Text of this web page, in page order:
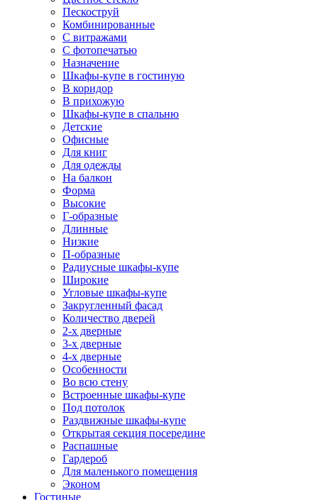
Пескоструй
Комбинированные
С витражами
С фотопечатью
Назначение
Шкафы-купе в гостиную
В коридор
В прихожую
Шкафы-купе в спальню
Детские
Офисные
Для книг
Для одежды
На балкон
Форма
Высокие
Г-образные
Длинные
Низкие
П-образные
Радиусные шкафы-купе
Широкие
Угловые шкафы-купе
Закругленный фасад
Количество дверей
2-х дверные
3-х дверные
4-х дверные
Особенности
Во всю стену
Встроенные шкафы-купе
Под потолок
Раздвижные шкафы-купе
Открытая секция посередине
Распашные
Гардероб
Для маленького помещения
Эконом
Гостиные